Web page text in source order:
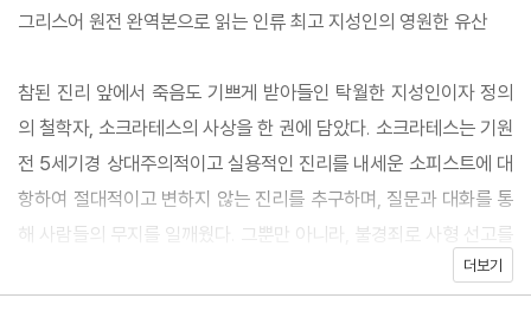
그리스어 원전 완역본으로 읽는 인류 최고 지성인의 영원한 유산
참된 진리 앞에서 죽음도 기쁘게 받아들인 탁월한 지성인이자 정의
의 철학자, 소크라테스의 사상을 한 권에 담았다. 소크라테스는 기원
전 5세기경 상대주의적이고 실용적인 진리를 내세운 소피스트에 대
항하여 절대적이고 변하지 않는 진리를 추구하며, 질문과 대화를 통
해 사람들의 무지를 일깨웠다. 그뿐만 아니라, 불경죄로 사형 선고를
받아 죽음에 이를 때까지 자신의 사상과 철학을 흔들림 없이 지켜 나
더보기